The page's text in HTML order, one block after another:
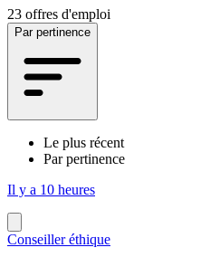
23 offres d'emploi
Par pertinence
Le plus récent
Par pertinence
Il y a 10 heures
Conseiller éthique